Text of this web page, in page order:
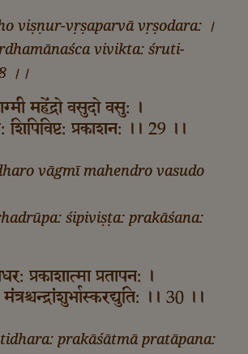
viṣṇur-vṛṣaparvā vṛṣodara: ।
vivikta: śruti-
।।
महेंद्रो वसुदो वसु: ।
प्रकाशन: ।। 29 ।।
vāgmī mahendro vasudo
śipiviṣṭa: prakāśana:
प्रकाशात्मा प्रतापन: ।
मंत्रश्चन्द्रांशुर्भास्करद्युति: ।। 30 ।।
prakāśātmā pratāpana: